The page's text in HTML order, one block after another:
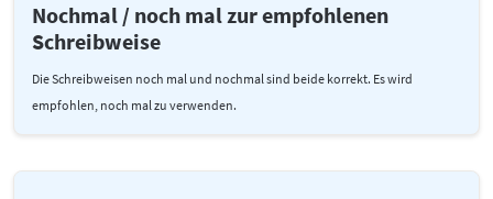
Nochmal / noch mal zur empfohlenen
Schreibweise
Die Schreibweisen noch mal und nochmal sind beide korrekt. Es wird
empfohlen, noch mal zu verwenden.